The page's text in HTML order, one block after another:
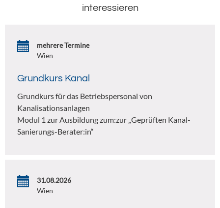
interessieren
mehrere Termine
Wien
Grundkurs Kanal
Grundkurs für das Betriebspersonal von
Kanalisationsanlagen
Modul 1 zur Ausbildung zum:zur „Geprüften Kanal-
Sanierungs-Berater:in“
31.08.2026
Wien